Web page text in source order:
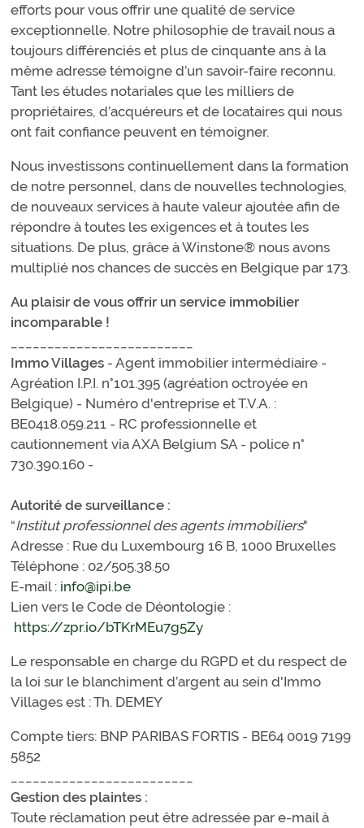
efforts pour vous offrir une qualité de service
exceptionnelle. Notre philosophie de travail nous a
toujours différenciés et plus de cinquante ans à la
même adresse témoigne d’un savoir-faire reconnu.
Tant les études notariales que les milliers de
propriétaires, d’acquéreurs et de locataires qui nous
ont fait confiance peuvent en témoigner.
Nous investissons continuellement dans la formation
de notre personnel, dans de nouvelles technologies,
de nouveaux services à haute valeur ajoutée afin de
répondre à toutes les exigences et à toutes les
situations. De plus, grâce à Winstone® nous avons
multiplié nos chances de succès en Belgique par 173.
Au plaisir de vous offrir un service immobilier
incomparable !
Immo Villages- Agent immobilier intermédiaire -
Agréation I.P.I. n°101.395 (agréation octroyée en
Belgique) - Numéro d'entreprise et T.V.A. :
BE0418.059.211 - RC professionnelle et
cautionnement via AXA Belgium SA - police n°
730.390.160 -
Autorité de surveillance :
“Institut professionnel des agents immobiliers"
Adresse : Rue du Luxembourg 16 B, 1000 Bruxelles
Téléphone : 02/505.38.50
E-mail : info@ipi.be
Lien vers le Code de Déontologie :
https://zpr.io/bTKrMEu7g5Zy
Le responsable en charge du RGPD et du respect de
la loi sur le blanchiment d’argent au sein d'Immo
Villages est : Th. DEMEY
Compte tiers: BNP PARIBAS FORTIS - BE64 0019 7199
5852
Gestion des plaintes :
Toute réclamation peut être adressée par e-mail à